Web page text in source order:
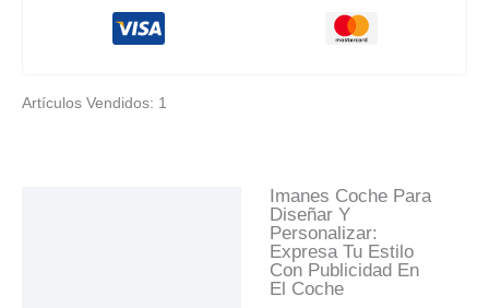
Artículos Vendidos: 1
Imanes Coche Para
Diseñar Y
Personalizar:
Expresa Tu Estilo
Con Publicidad En
El Coche